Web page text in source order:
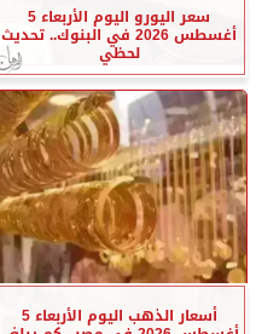
سعر اليورو اليوم الأربعاء 5
أغسطس 2026 في البنوك.. تحديث
لحظي
أسعار الذهب اليوم الأربعاء 5